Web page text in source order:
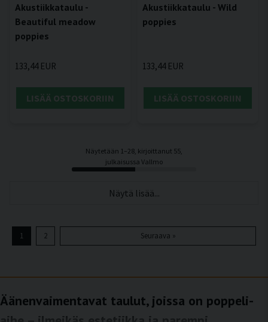
Akustiikkataulu -
Beautiful meadow
poppies
133,44 EUR
LISÄÄ OSTOSKORIIN
Akustiikkataulu - Wild
poppies
133,44 EUR
LISÄÄ OSTOSKORIIN
Näytetään 1–28, kirjoittanut 55,
julkaisussa Vallmo
Näytä lisää...
1 2 Seuraava »
Äänenvaimentavat taulut, joissa on poppeli-